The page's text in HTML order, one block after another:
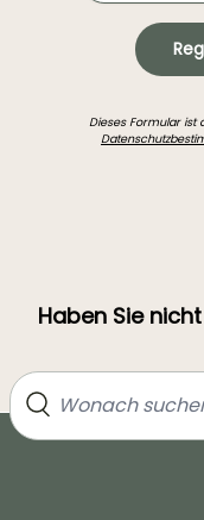
Dieses Formular ist
Haben Sie